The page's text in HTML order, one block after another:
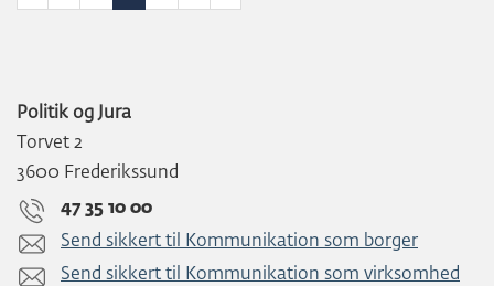
Politik og Jura
Torvet 2
3600 Frederikssund
47 35 10 00
Send sikkert til Kommunikation som borger
Send sikkert til Kommunikation som virksomhed